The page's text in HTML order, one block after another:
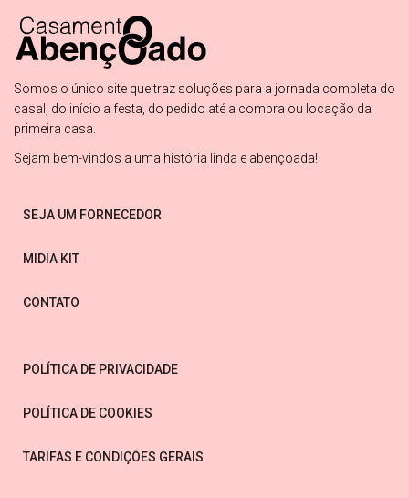
Somos o único site que traz soluções para a jornada completa do
casal, do início a festa, do pedido até a compra ou locação da
primeira casa.
Sejam bem-vindos a uma história linda e abençoada!
SEJA UM FORNECEDOR
MIDIA KIT
CONTATO
POLÍTICA DE PRIVACIDADE
POLÍTICA DE COOKIES
TARIFAS E CONDIÇÕES GERAIS